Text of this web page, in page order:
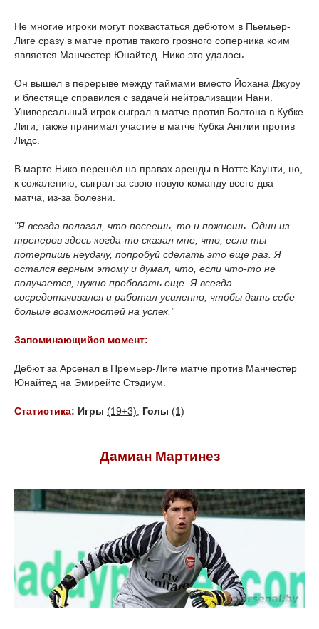
Не многие игроки могут похвастаться дебютом в Пьемьер-
Лиге сразу в матче против такого грозного соперника коим
является Манчестер Юнайтед. Нико это удалось.
Он вышел в перерыве между таймами вместо Йохана Джуру
и блестяще справился с задачей нейтрализации Нани.
Универсальный игрок сыграл в матче против Болтона в Кубке
Лиги, также принимал участие в матче Кубка Англии против
Лидс.
В марте Нико перешёл на правах аренды в Ноттс Каунти, но,
к сожалению, сыграл за свою новую команду всего два
матча, из-за болезни.
"Я всегда полагал, что посеешь, то и пожнешь. Один из
тренеров здесь когда-то сказал мне, что, если ты
потерпишь неудачу, попробуй сделать это еще раз. Я
остался верным этому и думал, что, если что-то не
получается, нужно пробовать еще. Я всегда
сосредотачивался и работал усиленно, чтобы дать себе
больше возможностей на успех."
Запоминающийся момент:
Дебют за Арсенал в Премьер-Лиге матче против Манчестер
Юнайтед на Эмирейтс Стэдиум.
Статистика: Игры (19+3) Голы (1)
Дамиан Мартинез